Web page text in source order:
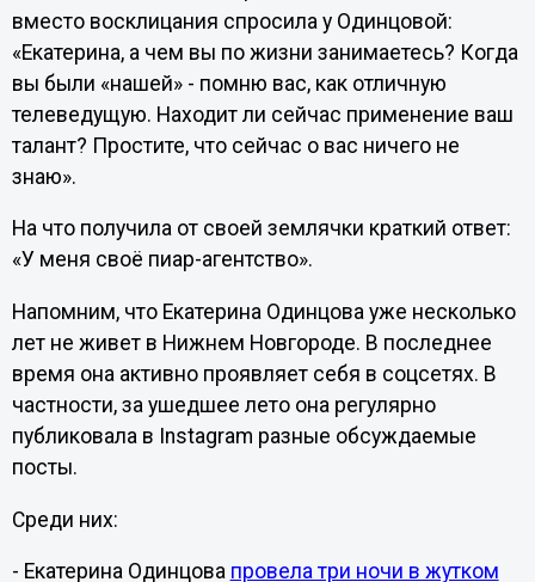
вместо восклицания спросила у Одинцовой:
«Екатерина, а чем вы по жизни занимаетесь? Когда
вы были «нашей» - помню вас, как отличную
телеведущую. Находит ли сейчас применение ваш
талант? Простите, что сейчас о вас ничего не
знаю».
На что получила от своей землячки краткий ответ:
«У меня своё пиар-агентство».
Напомним, что Екатерина Одинцова уже несколько
лет не живет в Нижнем Новгороде. В последнее
время она активно проявляет себя в соцсетях. В
частности, за ушедшее лето она регулярно
публиковала в Instagram разные обсуждаемые
посты.
Среди них:
- Екатерина Одинцова провела три ночи в жутком